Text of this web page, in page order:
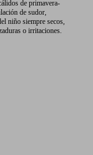
de primavera-
de sudor,
niño siempre secos,
o irritaciones.